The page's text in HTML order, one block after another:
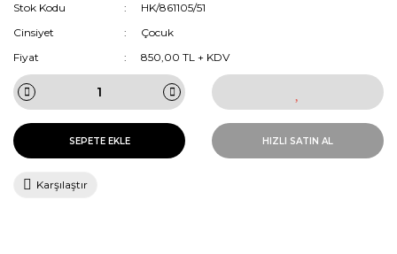
Stok Kodu
HK/861105/51
Cinsiyet
Çocuk
Fiyat
850,00 TL + KDV
SEPETE EKLE HIZLI SATIN AL
Karşılaştır